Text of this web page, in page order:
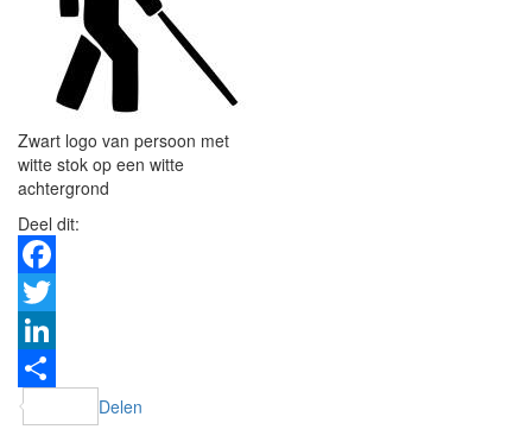
Zwart logo van persoon met
witte stok op een witte
achtergrond
Deel dit:
Facebook
Twitter
LinkedIn
Delen